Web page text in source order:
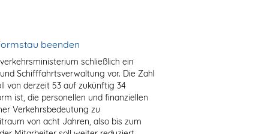
beenden
schließlich ein
Schifffahrtsverwaltung vor. Die Zahl
von derzeit 53 auf zukünftig 34
ist, die personellen und finanziellen
Verkehrsbedeutung zu
von acht Jahren, also bis zum